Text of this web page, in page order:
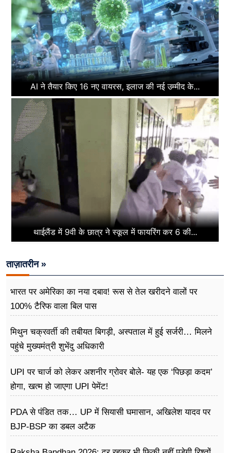
AI ने तैयार किए 16 नए वायरस, इलाज की नई उम्मीद के...
थाईलैंड में 9वी के छात्र ने स्कूल में फायरिंग कर 6 की...
ताज़ातरीन »
भारत पर अमेरिका का नया दबाव! रूस से तेल खरीदने वालों पर
100% टैरिफ वाला बिल पास
मिथुन चक्रवर्ती की तबीयत बिगड़ी, अस्पताल में हुई सर्जरी… मिलने
पहुंचे मुख्यमंत्री शुभेंदु अधिकारी
UPI पर चार्ज को लेकर अशनीर ग्रोवर बोले- यह एक ‘पिछड़ा कदम’
होगा, खत्म हो जाएगा UPI पेमेंट!
PDA से पंडित तक… UP में सियासी घमासान, अखिलेश यादव पर
BJP-BSP का डबल अटैक